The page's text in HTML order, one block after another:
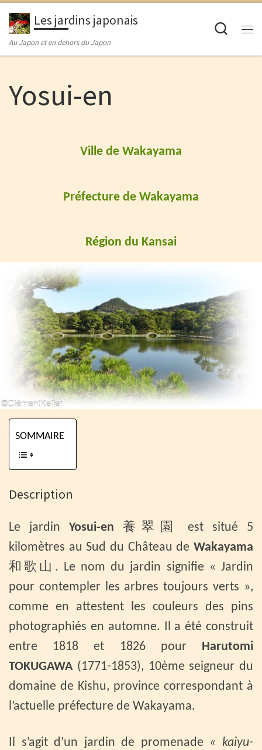
Passer au contenu
Les jardins japonais
Au Japon et en dehors du Japon
Yosui-en
Ville de Wakayama
Préfecture de Wakayama
Région du Kansai
SOMMAIRE
Description
Le jardin Yosui-en 養翠園 est situé 5
kilomètres au Sud du Château de Wakayama
和歌山. Le nom du jardin signifie « Jardin
pour contempler les arbres toujours verts »,
comme en attestent les couleurs des pins
photographiés en automne. Il a été construit
entre 1818 et 1826 pour Harutomi
TOKUGAWA(1771-1853), 10ème seigneur du
domaine de Kishu, province correspondant à
l’actuelle préfecture de Wakayama.
Il s’agit d’un jardin de promenade « kaiyu-